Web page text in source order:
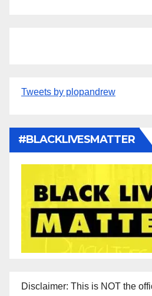
Tweets by plopandrew
#BLACKLIVESMATTER
Disclaimer: This is NOT the